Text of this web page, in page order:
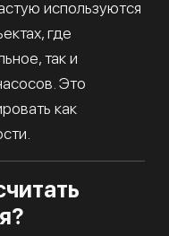
используются
где
так и
Это
как